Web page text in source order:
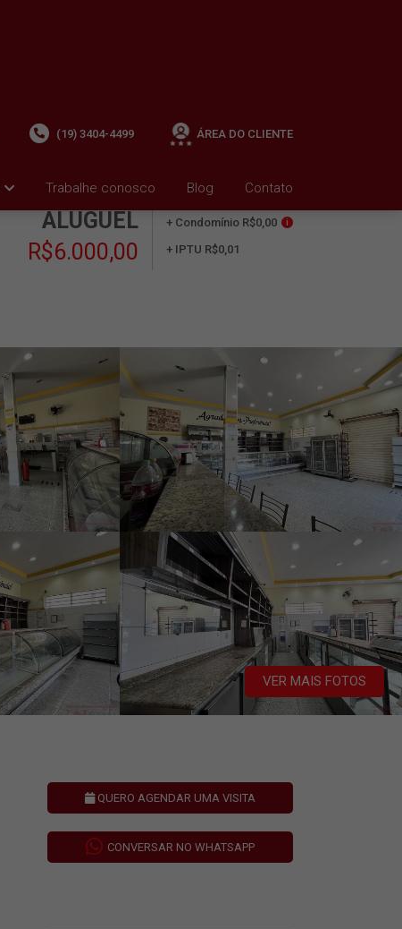
Trabalhe conosco Blog Contato
(19) 3404-4499 ÁREA DO CLIENTE
ALUGUEL
R$6.000,00
+ Condomínio R$0,00 i
+ IPTU R$0,01
VER MAIS FOTOS
QUERO AGENDAR UMA VISITA
CONVERSAR NO WHATSAPP